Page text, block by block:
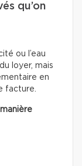
qu’on
ou l’eau
loyer, mais
en
facture.